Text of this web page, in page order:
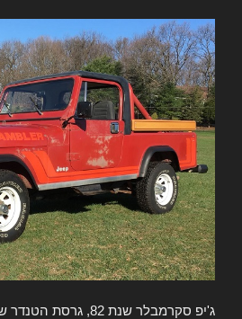
ג'יפ סקרמבלר שנת 82,